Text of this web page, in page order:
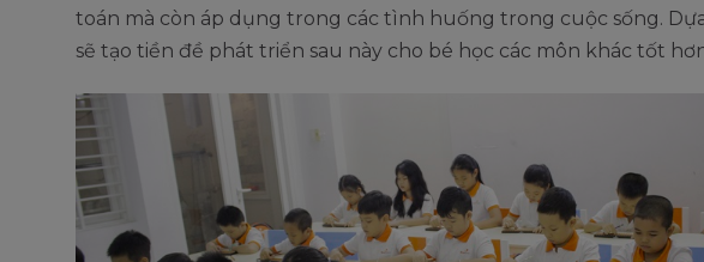
toán mà còn áp dụng trong các tình huống trong cuộc sống.
sẽ tạo tiền đề phát triển sau này cho bé học các môn khác tốt